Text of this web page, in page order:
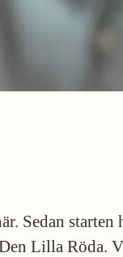
Sedan
Lilla Röda.